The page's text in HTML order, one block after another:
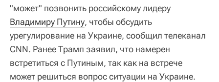
"может" позвонить российскому лидеру
Владимиру Путину, чтобы обсудить
урегулирование на Украине, сообщил телеканал
CNN. Ранее Трамп заявил, что намерен
встретиться с Путиным, так как на встрече
может решиться вопрос ситуации на Украине.